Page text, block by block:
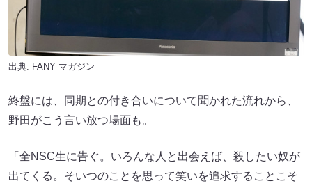
出典: FANY マガジン
終盤には、同期との付き合いについて聞かれた流れから、
野田がこう言い放つ場面も。
「全NSC生に告ぐ。いろんな人と出会えば、殺したい奴が
出てくる。そいつのことを思って笑いを追求することこそ